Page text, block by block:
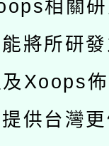
同仁踴
度閱讀
研習
智慧
名單
相關
將所研
Xoops
供台灣